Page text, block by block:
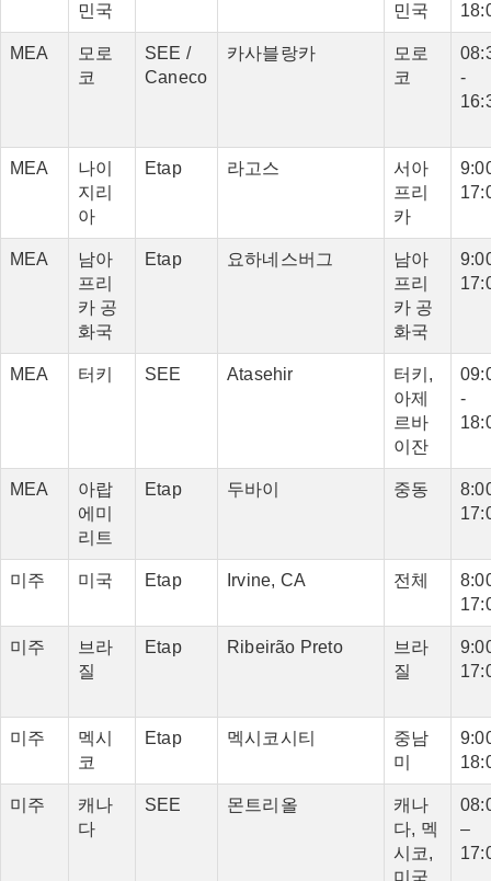
민국
민국
MEA
모로
코
SEE /
Caneco
카사블랑카
모로
코
-
MEA
나이
지리
아
Etap 라고스
서아
프리
카
MEA
남아
프리
카 공
화국
Etap 요하네스버그
남아
프리
카 공
화국
MEA 터키 SEE Atasehir
터키,
아제
르바
이잔
-
MEA
아랍
에미
리트
Etap 두바이 중동
미주 미국 Etap Irvine, CA 전체
미주
브라
질
Etap Ribeirão Preto
브라
질
미주
멕시
코
Etap 멕시코시티
중남
미
미주
캐나
다
SEE 몬트리올
캐나
다, 멕
시코,
미국
–